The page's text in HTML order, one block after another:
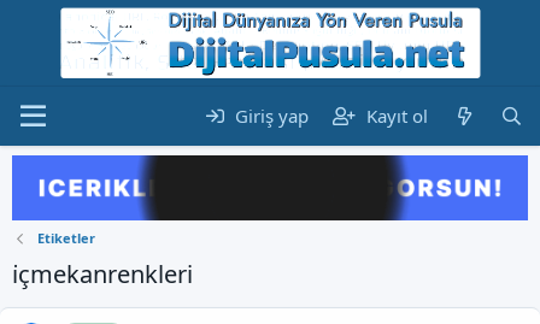
Giriş yap Kayıt ol
Etiketler
i̇çmekanrenkleri